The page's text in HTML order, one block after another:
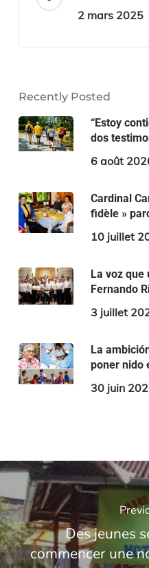
2 mars 2025
Recently Posted
“Estoy
dos
6 août
Cardinal
fidèle »
10 juillet
La voz que
Fernando
3 juillet
La
poner nido
30 juin
Des jeunes
commencer une